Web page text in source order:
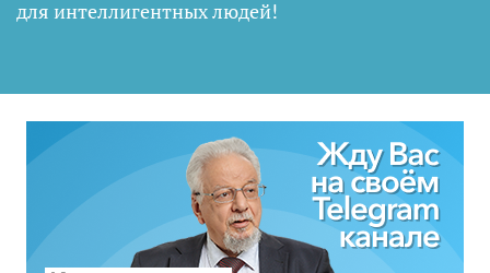
для интеллигентных людей!